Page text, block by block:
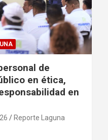
de
en ética,
en
Reporte Laguna